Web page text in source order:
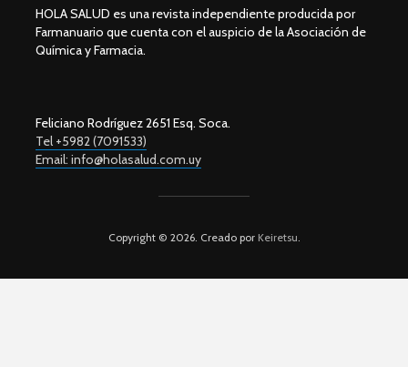
HOLA SALUD es una revista independiente producida por
Farmanuario que cuenta con el auspicio de la Asociación de
Química y Farmacia.
Feliciano Rodríguez 2651 Esq. Soca.
Tel +5982 (7091533)
Email: info@holasalud.com.uy
Copyright © 2026. Creado porKeiretsu.